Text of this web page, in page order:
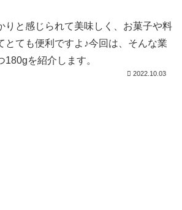
りと感じられて美味しく、お菓子や料
とても便利ですよ♪今回は、そんな業
を紹介します。
2022.10.03